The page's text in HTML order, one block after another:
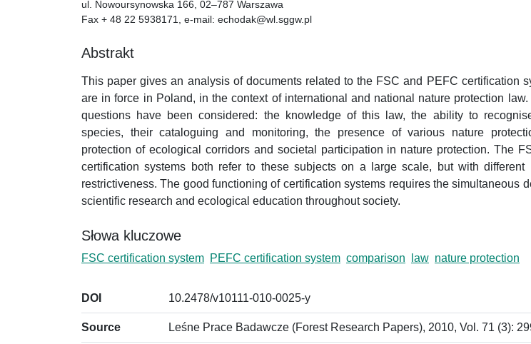
ul. Nowoursynowska 166, 02–787 Warszawa
Fax + 48 22 5938171, e-mail: echodak@wl.sggw.pl
Abstrakt
This paper gives an analysis of documents related to the FSC and PEFC certification
are in force in Poland, in the context of international and national nature protection
questions have been considered: the knowledge of this law, the ability to
species, their cataloguing and monitoring, the presence of various nature
protection of ecological corridors and societal participation in nature protection. The
certification systems both refer to these subjects on a large scale, but with different
restrictiveness. The good functioning of certification systems requires the simultaneous
scientific research and ecological education throughout society.
Słowa kluczowe
FSC certification system PEFC certification system comparison law nature protection
DOI 10.2478/v10111-010-0025-y
Source Leśne Prace Badawcze (Forest Research Papers), 2010, Vol. 71 (3):